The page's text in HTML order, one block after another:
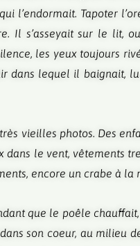
l’endormait. Tapoter
Il s’asseyait sur le lit,
les yeux toujours
dans lequel il baignait,
vieilles photos. Des
le vent, vêtements
encore un crabe à
que le poêle
son coeur, au milieu